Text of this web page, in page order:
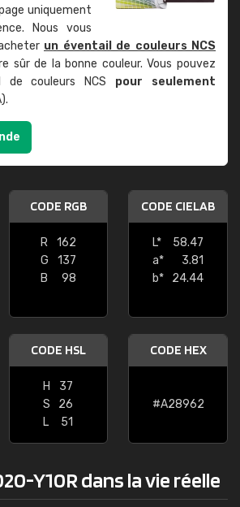
uniquement
Nous vous
un éventail de couleurs NCS
sûr de la bonne couleur. Vous pouvez
de couleurs NCS pour seulement
CODE RGB
R
162
G
137
B
98
CODE CIELAB
L*
58.47
a*
3.81
b*
24.44
CODE HSL
H
37
S
26
L
51
CODE HEX
#A28962
Y10R dans la vie réelle